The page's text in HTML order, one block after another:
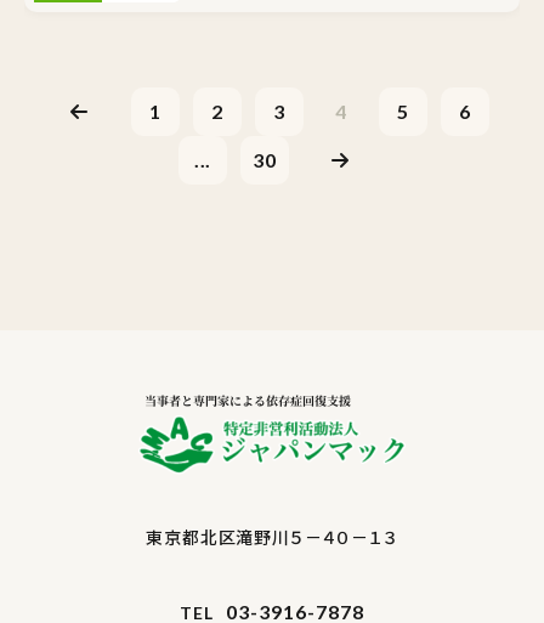
1 2 3 4 5 6
... 30
東京都北区滝野川５－４０－１３
TEL 03-3916-7878